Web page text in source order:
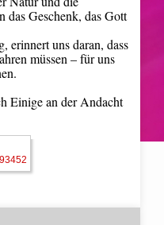
das Geschenk, das Gott
erinnert uns daran, dass
müssen – für uns
Einige an der Andacht